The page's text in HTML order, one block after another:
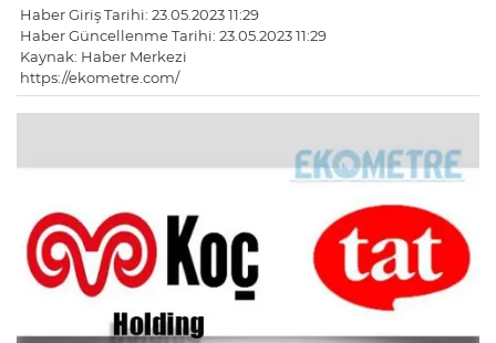
Haber Giriş Tarihi: 23.05.2023 11:29
Haber Güncellenme Tarihi: 23.05.2023 11:29
Kaynak: Haber Merkezi
https://ekometre.com/